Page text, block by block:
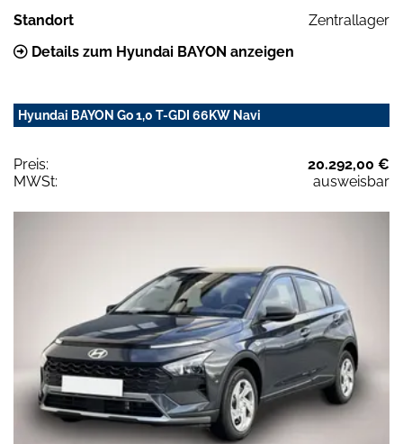
Standort
Zentrallager
Details zum Hyundai BAYON anzeigen
Hyundai BAYON Go 1,0 T-GDI 66KW Navi
Preis:
20.292,00 €
MWSt:
ausweisbar